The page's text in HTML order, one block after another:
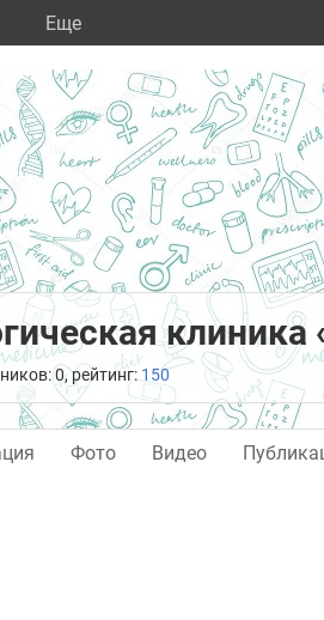
Eще
клиника
0, рейтинг: 150
Фото Видео